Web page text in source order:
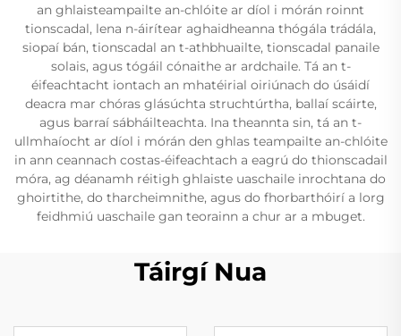
an ghlaisteampailte an-chlóite ar díol i mórán roinnt
tionscadal, lena n-áirítear aghaidheanna thógála trádála,
siopaí bán, tionscadal an t-athbhuailte, tionscadal panaile
solais, agus tógáil cónaithe ar ardchaile. Tá an t-
éifeachtacht iontach an mhatéirial oiriúnach do úsáidí
deacra mar chóras glásúchta struchtúrtha, ballaí scáirte,
agus barraí sábháilteachta. Ina theannta sin, tá an t-
ullmhaíocht ar díol i mórán den ghlas teampailte an-chlóite
in ann ceannach costas-éifeachtach a eagrú do thionscadail
móra, ag déanamh réitigh ghlaiste uaschaile inrochtana do
ghoirtithe, do tharcheimnithe, agus do fhorbarthóirí a lorg
feidhmiú uaschaile gan teorainn a chur ar a mbuget.
Táirgí Nua